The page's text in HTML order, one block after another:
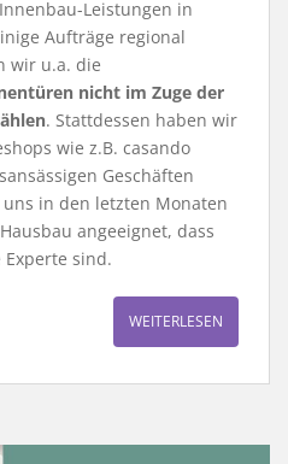
Leistungen in
Aufträge regional
wir u.a. die
nicht im Zuge der
. Stattdessen haben wir
wie z.B. casando
Geschäften
in den letzten Monaten
angeeignet, dass
sind.
WEITERLESEN